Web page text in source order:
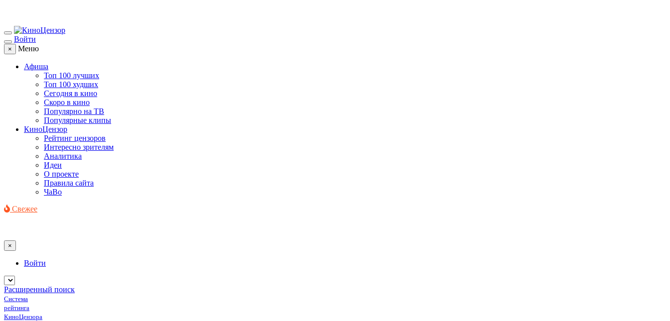
Войти
× Меню
Афиша
Топ 100 лучших
Топ 100 худших
Сегодня в кино
Скоро в кино
Популярно на ТВ
Популярные клипы
КиноЦензор
Рейтинг цензоров
Интересно зрителям
Аналитика
Идеи
О проекте
Правила сайта
ЧаВо
Свежее
×
Войти
Расширенный поиск
Система
рейтинга
КиноЦензора